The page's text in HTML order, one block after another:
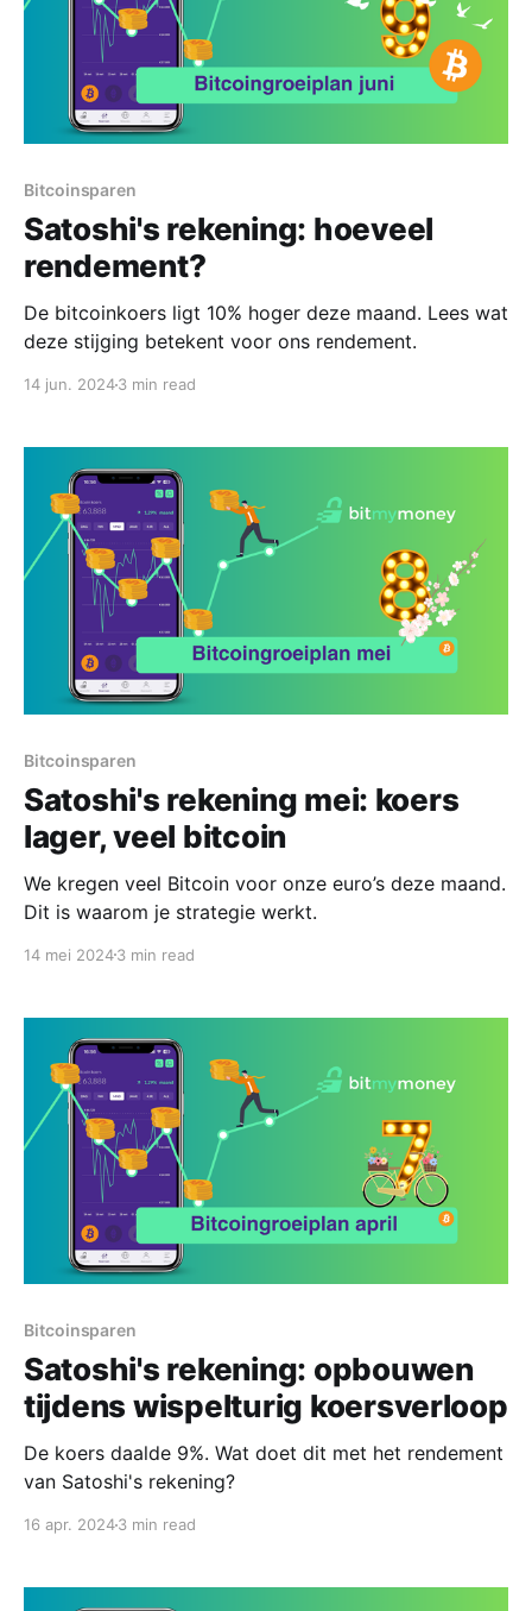
Bitcoinsparen
Satoshi's rekening: hoeveel
rendement?
De bitcoinkoers ligt 10% hoger deze maand. Lees wat
deze stijging betekent voor ons rendement.
14 jun. 20243 min read
Bitcoinsparen
Satoshi's rekening mei: koers
lager, veel bitcoin
We kregen veel Bitcoin voor onze euro’s deze maand.
Dit is waarom je strategie werkt.
14 mei 20243 min read
Bitcoinsparen
Satoshi's rekening: opbouwen
tijdens wispelturig koersverloop
De koers daalde 9%. Wat doet dit met het rendement
van Satoshi's rekening?
16 apr. 20243 min read